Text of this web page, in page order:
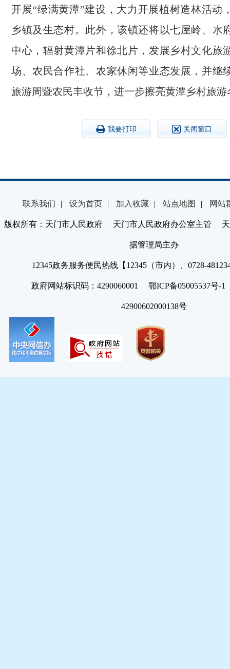
开展“绿满黄潭”建设，大力开展植树造林活动
乡镇及生态村。此外，该镇还将以七屋岭、水
中心，辐射黄潭片和徐北片，发展乡村文化旅
场、农民合作社、农家休闲等业态发展，并继
旅游周暨农民丰收节，进一步擦亮黄潭乡村旅游
我要打印 关闭窗口
联系我们 | 设为首页 | 加入收藏 | 站点地图 | 网站
版权所有：天门市人民政府 天门市人民政府办公室主管 天
据管理局主办
12345政务服务便民热线【12345（市内）、0728-
政府网站标识码：4290060001 鄂ICP备05005537号
42900602000138号